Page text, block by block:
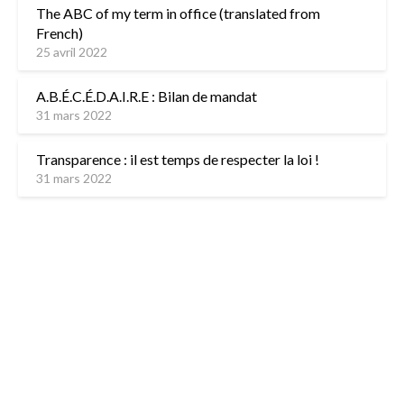
The ABC of my term in office (translated from
French)
25 avril 2022
A.B.É.C.É.D.A.I.R.E : Bilan de mandat
31 mars 2022
Transparence : il est temps de respecter la loi !
31 mars 2022